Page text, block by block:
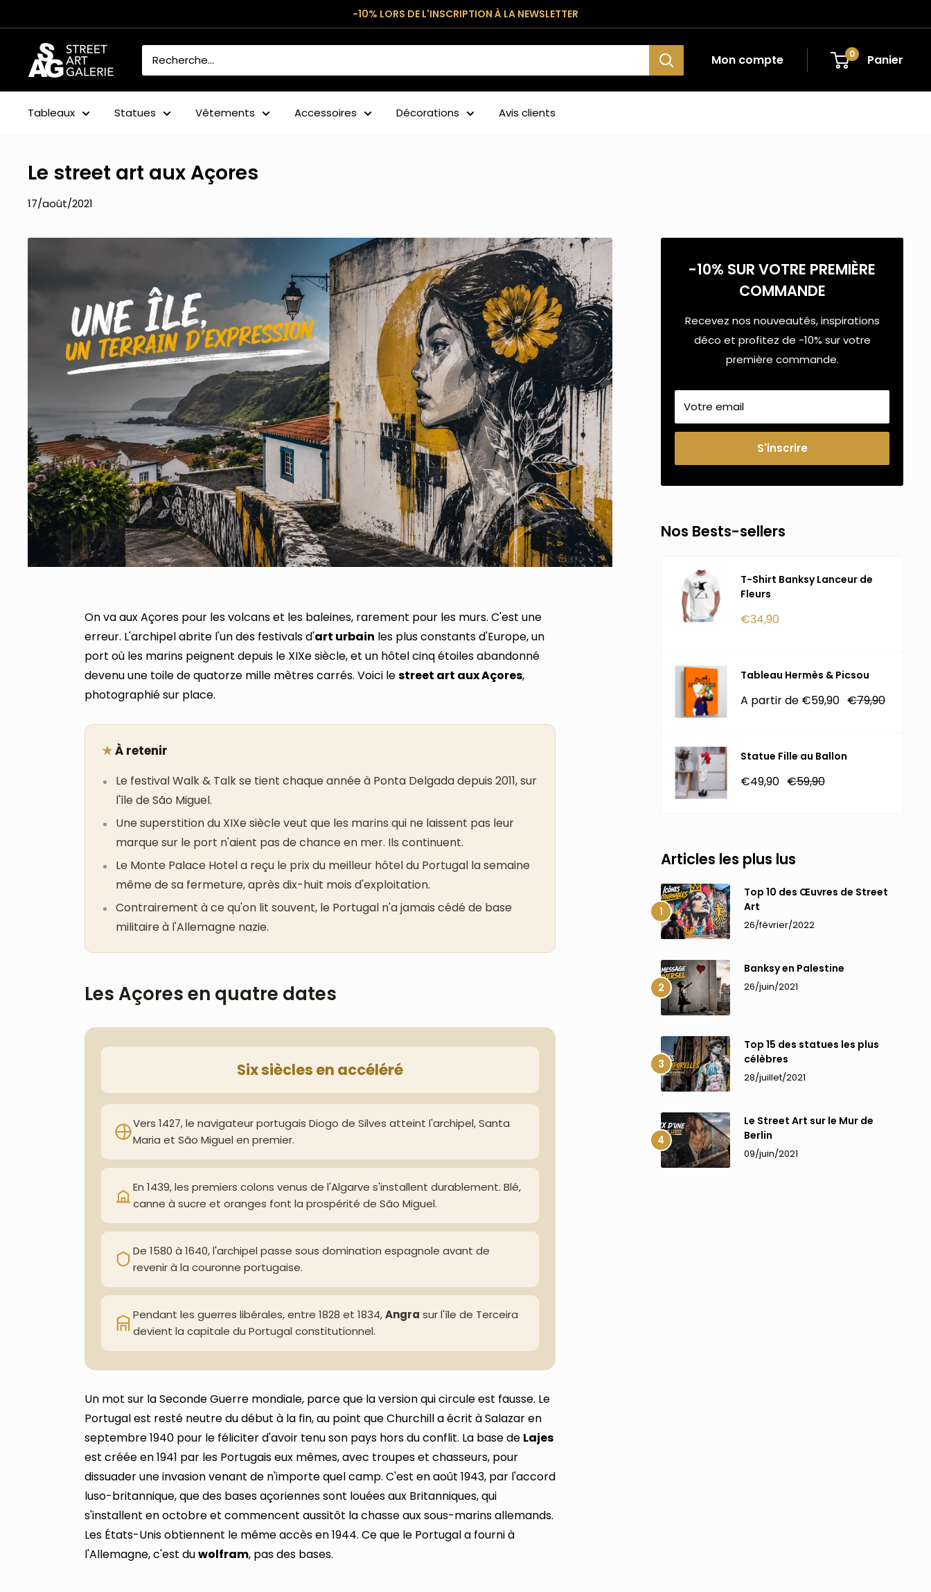
au
contenu
-10% LORS DE L'INSCRIPTION À LA NEWSLETTER
Street
Art
Galerie
Mon compte 0 Panier
Tableaux Statues Vêtements Accessoires Décorations Avis clients
Le street art aux Açores
17/août/2021
On va aux Açores pour les volcans et les baleines, rarement pour les murs. C'est une
erreur. L'archipel abrite l'un des festivals d'art urbain les plus constants d'Europe, un
port où les marins peignent depuis le XIXe siècle, et un hôtel cinq étoiles abandonné
devenu une toile de quatorze mille mètres carrés. Voici lestreet art aux Açores,
photographié sur place.
★À retenir
Le festival Walk & Talk se tient chaque année à Ponta Delgada depuis 2011, sur
l'île de São Miguel.
Une superstition du XIXe siècle veut que les marins qui ne laissent pas leur
marque sur le port n'aient pas de chance en mer. Ils continuent.
Le Monte Palace Hotel a reçu le prix du meilleur hôtel du Portugal la semaine
même de sa fermeture, après dix-huit mois d'exploitation.
Contrairement à ce qu'on lit souvent, le Portugal n'a jamais cédé de base
militaire à l'Allemagne nazie.
Les Açores en quatre dates
Six siècles en accéléré
Vers 1427, le navigateur portugais Diogo de Silves atteint l'archipel, Santa
Maria et São Miguel en premier.
En 1439, les premiers colons venus de l'Algarve s'installent durablement. Blé,
canne à sucre et oranges font la prospérité de São Miguel.
De 1580 à 1640, l'archipel passe sous domination espagnole avant de
revenir à la couronne portugaise.
Pendant les guerres libérales, entre 1828 et 1834,Angra sur l'île de Terceira
devient la capitale du Portugal constitutionnel.
Un mot sur la Seconde Guerre mondiale, parce que la version qui circule est fausse. Le
Portugal est resté neutre du début à la fin, au point que Churchill a écrit à Salazar en
septembre 1940 pour le féliciter d'avoir tenu son pays hors du conflit. La base de Lajes
est créée en 1941 par les Portugais eux mêmes, avec troupes et chasseurs, pour
dissuader une invasion venant de n'importe quel camp. C'est en août 1943, par l'accord
luso-britannique, que des bases açoriennes sont louées aux Britanniques, qui
s'installent en octobre et commencent aussitôt la chasse aux sous-marins allemands.
Les États-Unis obtiennent le même accès en 1944. Ce que le Portugal a fourni à
l'Allemagne, c'est duwolfram, pas des bases.
-10% SUR VOTRE PREMIÈRE
COMMANDE
Recevez nos nouveautés, inspirations
déco et profitez de -10% sur votre
première commande.
Votre email
S'inscrire
Nos Bests-sellers
T-Shirt Banksy Lanceur de
Fleurs
Prix
réduit
€34,90
Tableau Hermès & Picsou
Prix
réduit
A partir de €59,90 Prix
normal
€79,90
Statue Fille au Ballon
Prix
réduit
€49,90 Prix
normal
€59,90
Articles les plus lus
Top 10 des Œuvres de Street
Art
26/février/2022
Banksy en Palestine
26/juin/2021
Top 15 des statues les plus
célèbres
28/juillet/2021
Le Street Art sur le Mur de
Berlin
09/juin/2021